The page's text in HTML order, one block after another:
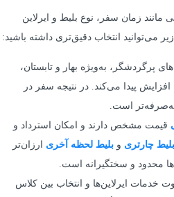
مانند زمان سفر، نوع بلیط و ایرلاین
می‌توانید انتخاب دقیق‌تری داشته باشید:
پرگردشگر، به‌ویژه بهار و تابستان،
پیدا می‌کند. در نتیجه سفر در
است.
قیمت مشخص دارند و امکان استرداد و
بلیط‌ چارتری و بلیط لحظه آخری ارزان‌تر
محدود و سختگیرانه است.
خدمات ایرلاین‌ها و انتخاب بین کلاس